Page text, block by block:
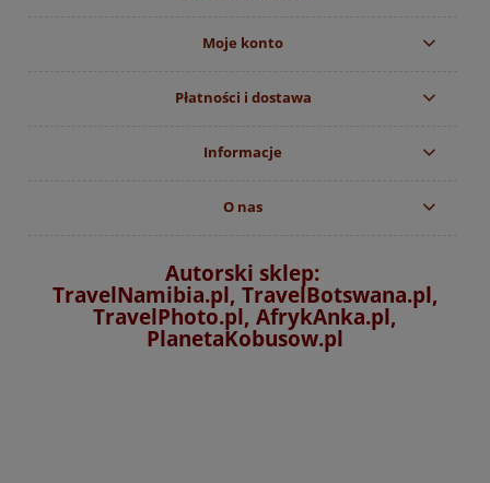
Moje konto
Płatności i dostawa
Informacje
O nas
Autorski sklep:
TravelNamibia.pl, TravelBotswana.pl,
TravelPhoto.pl, AfrykAnka.pl,
PlanetaKobusow.pl